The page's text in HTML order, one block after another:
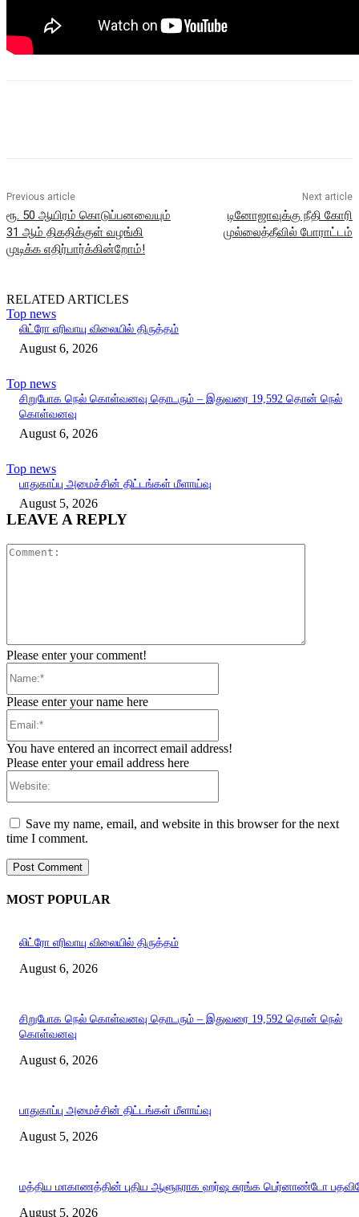
Previous article
ரூ. 50 ஆயிரம் கொடுப்பனவையும்
31 ஆம் திகதிக்குள் வழங்கி
முடிக்க எதிர்பார்க்கின்றோம்!
Next article
டினோஜாவுக்கு நீதி கோரி
முல்லைத்தீவில் போராட்டம்
RELATED ARTICLES
Top news
லிட்ரோ எரிவாயு விலையில் திருத்தம்
August 6, 2026
Top news
சிறுபோக நெல் கொள்வனவு தொடரும் – இதுவரை 19,592 தொன் நெல்
கொள்வனவு
August 6, 2026
Top news
பாதுகாப்பு அமைச்சின் திட்டங்கள் மீளாய்வு
August 5, 2026
LEAVE A REPLY
Please enter your comment!
Please enter your name here
You have entered an incorrect email address!
Please enter your email address here
Save my name, email, and website in this browser for the next
time I comment.
MOST POPULAR
லிட்ரோ எரிவாயு விலையில் திருத்தம்
August 6, 2026
சிறுபோக நெல் கொள்வனவு தொடரும் – இதுவரை 19,592 தொன் நெல்
கொள்வனவு
August 6, 2026
பாதுகாப்பு அமைச்சின் திட்டங்கள் மீளாய்வு
August 5, 2026
மத்திய மாகாணத்தின் புதிய ஆளுநராக ஹர்ஷ சுரங்க பெர்னாண்டோ
August 5, 2026